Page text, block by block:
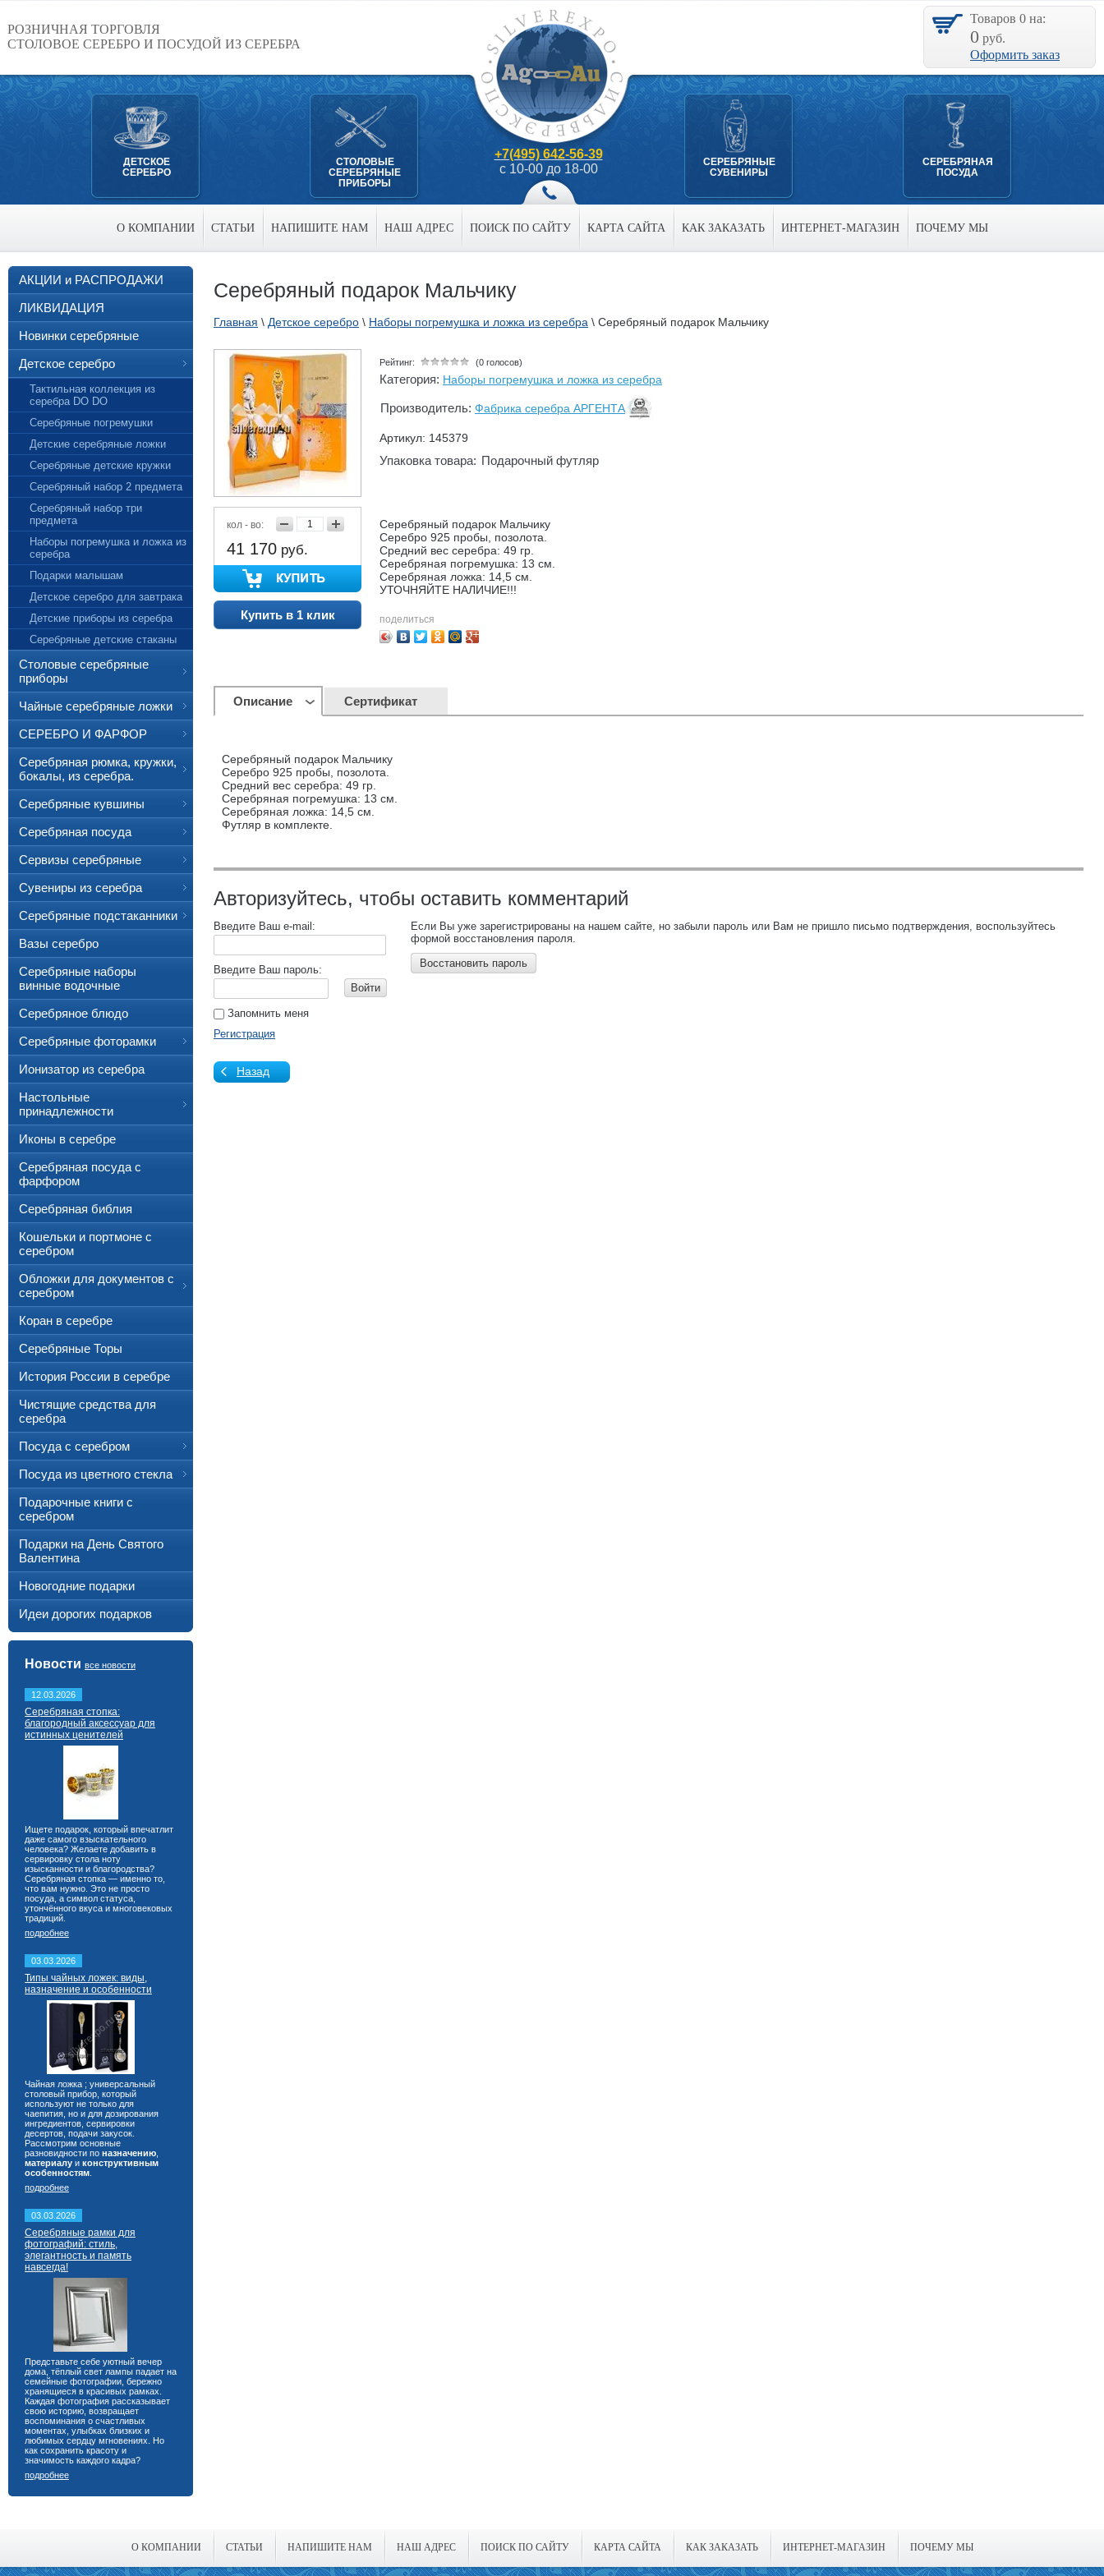
РОЗНИЧНАЯ ТОРГОВЛЯ
СТОЛОВОЕ СЕРЕБРО И ПОСУДОЙ ИЗ СЕРЕБРА
+7(495) 642-56-39
с 10-00 до 18-00
ДЕТСКОЕ
СЕРЕБРО
СТОЛОВЫЕ
СЕРЕБРЯНЫЕ
ПРИБОРЫ
СЕРЕБРЯНЫЕ
СУВЕНИРЫ
СЕРЕБРЯНАЯ
ПОСУДА
Товаров 0 на:
0 руб.
Оформить заказ
О КОМПАНИИ СТАТЬИ НАПИШИТЕ НАМ НАШ АДРЕС ПОИСК ПО САЙТУ КАРТА САЙТА КАК ЗАКАЗАТЬ ИНТЕРНЕТ-МАГАЗИН ПОЧЕМУ МЫ
Серебряный подарок Мальчику
Главная \ Детское серебро \ Наборы погремушка и ложка из серебра \ Серебряный подарок Мальчику
кол - во:
41 170 руб.
Купить в 1 клик
Рейтинг: (0 голосов)
Категория: Наборы погремушка и ложка из серебра
Производитель: Фабрика серебра АРГЕНТА
Артикул: 145379
Упаковка товара: Подарочный футляр
Серебряный подарок Мальчику
Серебро 925 пробы, позолота.
Средний вес серебра: 49 гр.
Серебряная погремушка: 13 см.
Серебряная ложка: 14,5 см.
УТОЧНЯЙТЕ НАЛИЧИЕ!!!
поделиться
Описание Сертификат
Серебряный подарок Мальчику
Серебро 925 пробы, позолота.
Средний вес серебра: 49 гр.
Серебряная погремушка: 13 см.
Серебряная ложка: 14,5 см.
Футляр в комплекте.
Авторизуйтесь, чтобы оставить комментарий
Введите Ваш e-mail:
Введите Ваш пароль:
Войти
Запомнить меня
Регистрация
Если Вы уже зарегистрированы на нашем сайте, но забыли пароль или Вам не пришло письмо подтверждения, воспользуйтесь
формой восстановления пароля.
Восстановить пароль
Назад
АКЦИИ и РАСПРОДАЖИ
ЛИКВИДАЦИЯ
Новинки серебряные
Детское серебро
Тактильная коллекция из
серебра DO DO
Серебряные погремушки
Детские серебряные ложки
Серебряные детские кружки
Серебряный набор 2 предмета
Серебряный набор три
предмета
Наборы погремушка и ложка из
серебра
Подарки малышам
Детское серебро для завтрака
Детские приборы из серебра
Серебряные детские стаканы
Столовые серебряные
приборы
Чайные серебряные ложки
СЕРЕБРО И ФАРФОР
Серебряная рюмка, кружки,
бокалы, из серебра.
Серебряные кувшины
Серебряная посуда
Сервизы серебряные
Сувениры из серебра
Серебряные подстаканники
Вазы серебро
Серебряные наборы
винные водочные
Серебряное блюдо
Серебряные фоторамки
Ионизатор из серебра
Настольные
принадлежности
Иконы в серебре
Серебряная посуда с
фарфором
Серебряная библия
Кошельки и портмоне с
серебром
Обложки для документов с
серебром
Коран в серебре
Серебряные Торы
История России в серебре
Чистящие средства для
серебра
Посуда с серебром
Посуда из цветного стекла
Подарочные книги с
серебром
Подарки на День Святого
Валентина
Новогодние подарки
Идеи дорогих подарков
Новости все новости
12.03.2026
Серебряная стопка:
благородный аксессуар для
истинных ценителей
Ищете подарок, который впечатлит
даже самого взыскательного
человека? Желаете добавить в
сервировку стола ноту
изысканности и благородства?
Серебряная стопка — именно то,
что вам нужно. Это не просто
посуда, а символ статуса,
утончённого вкуса и многовековых
традиций.
подробнее
03.03.2026
Типы чайных ложек: виды,
назначение и особенности
Чайная ложка ; универсальный
столовый прибор, который
используют не только для
чаепития, но и для дозирования
ингредиентов, сервировки
десертов, подачи закусок.
Рассмотрим основные
разновидности по назначению
материалу и конструктивным
особенностям
подробнее
03.03.2026
Серебряные рамки для
фотографий: стиль,
элегантность и память
навсегда!
Представьте себе уютный вечер
дома, тёплый свет лампы падает на
семейные фотографии, бережно
хранящиеся в красивых рамках.
Каждая фотография рассказывает
свою историю, возвращает
воспоминания о счастливых
моментах, улыбках близких и
любимых сердцу мгновениях. Но
как сохранить красоту и
значимость каждого кадра?
подробнее
О КОМПАНИИ СТАТЬИ НАПИШИТЕ НАМ НАШ АДРЕС ПОИСК ПО САЙТУ КАРТА САЙТА КАК ЗАКАЗАТЬ ИНТЕРНЕТ-МАГАЗИН ПОЧЕМУ МЫ